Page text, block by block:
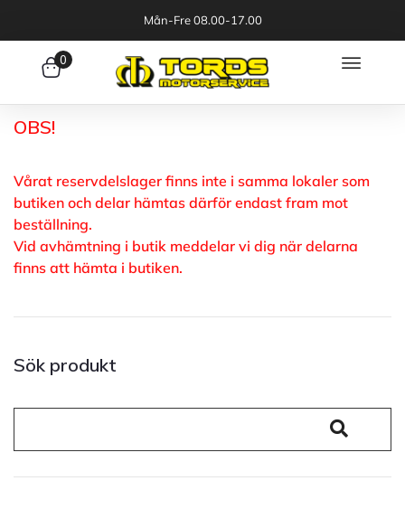
Mån-Fre 08.00-17.00
0
OBS!
Vårat reservdelslager finns inte i samma lokaler som
butiken och delar hämtas därför endast fram mot
beställning.
Vid avhämtning i butik meddelar vi dig när delarna
finns att hämta i butiken.
Sök produkt